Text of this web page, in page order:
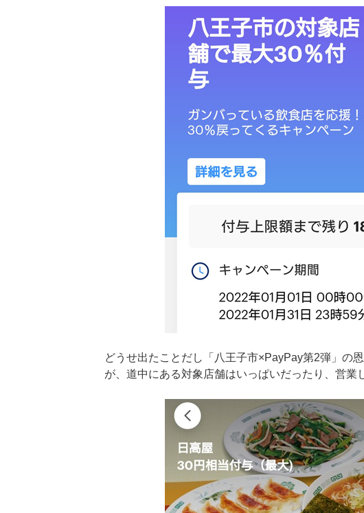
どうせ出たことだし「八王子市×PayPay第2弾」の
が、道中にある対象店舗はいっぱいだったり、営業